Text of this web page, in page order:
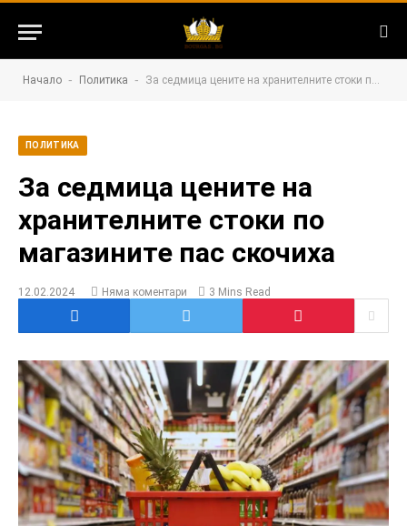
Начало - Политика - За седмица цените на хранителните стоки по магазините пас скочиха
ПОЛИТИКА
За седмица цените на
хранителните стоки по
магазините пас скочиха
12.02.2024 Няма коментари 3 Mins Read